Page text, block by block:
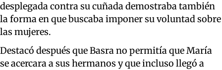
desplegada contra su cuñada demostraba también
la forma en que buscaba imponer su voluntad sobre
las mujeres.
Destacó después que Basra no permitía que María
se acercara a sus hermanos y que incluso llegó a